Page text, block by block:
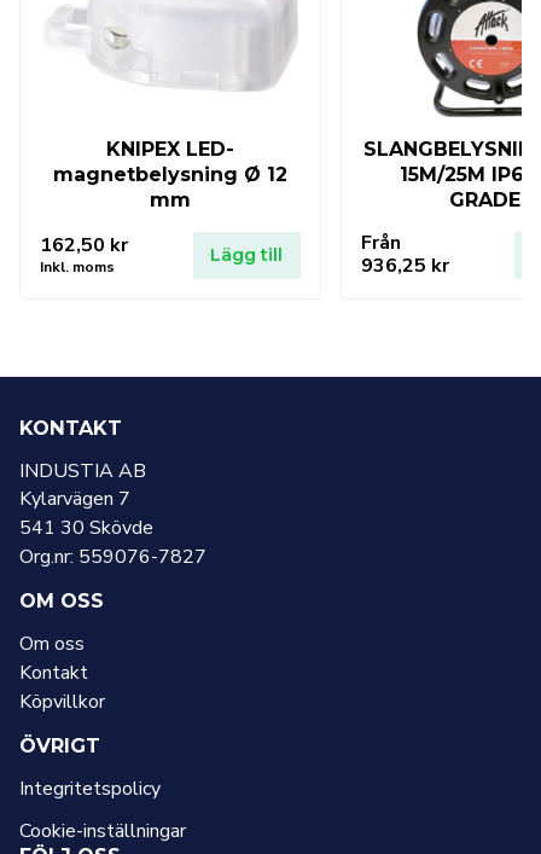
KNIPEX LED-
magnetbelysning Ø 12
mm
162,50 kr
Inkl. moms
Lägg till
15M/25M
GRADER
Från
936,25 kr
KONTAKT
INDUSTIA AB
Kylarvägen 7
541 30 Skövde
Org.nr: 559076-7827
OM OSS
Om oss
Kontakt
Köpvillkor
ÖVRIGT
Integritetspolicy
Cookie-inställningar